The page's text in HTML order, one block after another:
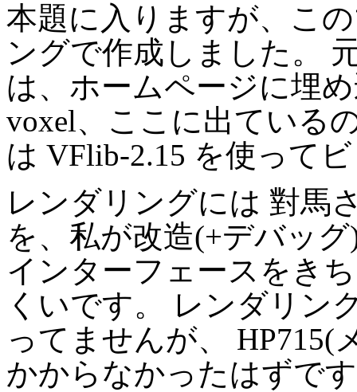
本題に入りますが、こ
ングで作成しました。
は、ホームページに埋
voxel、ここに出ている
は VFlib-2.15 を使って
レンダリングには 對馬
を、私が改造(+デバッ
インターフェースをき
くいです。 レンダリン
ってませんが、 HP715(
かからなかったはずで